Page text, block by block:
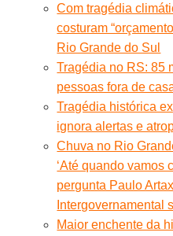
Com tragédia
costuram
Rio Grande do Sul
Tragédia no RS: 85
pessoas fora de
Tragédia histórica
ignora alertas e
Chuva no Rio
‘Até quando vamos
pergunta Paulo
Intergovernamental
Maior enchente da